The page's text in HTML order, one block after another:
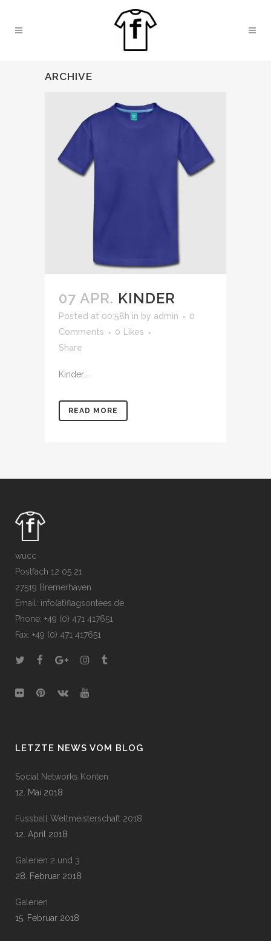
ARCHIVE
07 APR. KINDER
Posted at 00:58h in by admin
0
Comments
0
Likes
Share
Kinder...
READ MORE
wucc
Postfach 12 05 21
27519 Bremerhaven
Email: info(at)flagsontees.de
Phone: +49 (0) 471 417651
Fax: +49 (0) 471 417651
LETZTE NEWS VOM BLOG
Social Networks Konten
12. Mai 2018
Fussball Weltmeisterschaft 2018
12. April 2018
Galerien 2 und 3
28. Februar 2018
Galerien
15. Februar 2018